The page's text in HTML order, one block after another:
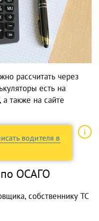
рассчитать через
есть на
также на сайте
водителя в
по ОСАГО
собственнику ТС